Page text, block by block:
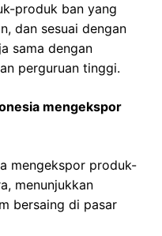
produk ban yang
dan sesuai dengan
sama dengan
perguruan tinggi.
mengekspor
mengekspor produk-
menunjukkan
bersaing di pasar